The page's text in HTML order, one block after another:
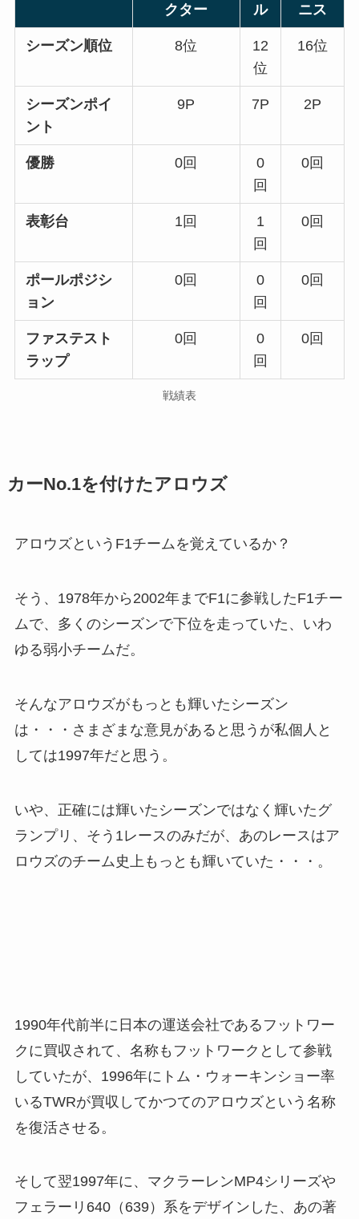
クター
ル
ニス
シーズン順位 8位
12
位
16位
シーズンポイ
ント
9P 7P 2P
優勝 0回
0
回
0回
表彰台 1回
1
回
0回
ポールポジシ
ョン
0回
0
回
0回
ファステスト
ラップ
0回
0
回
0回
戦績表
カーNo.1を付けたアロウズ
アロウズというF1チームを覚えているか？
そう、1978年から2002年までF1に参戦したF1チー
ムで、多くのシーズンで下位を走っていた、いわ
ゆる弱小チームだ。
そんなアロウズがもっとも輝いたシーズン
は・・・さまざまな意見があると思うが私個人と
しては1997年だと思う。
いや、正確には輝いたシーズンではなく輝いたグ
ランプリ、そう1レースのみだが、あのレースはア
ロウズのチーム史上もっとも輝いていた・・・。
1990年代前半に日本の運送会社であるフットワー
クに買収されて、名称もフットワークとして参戦
していたが、1996年にトム・ウォーキンショー率
いるTWRが買収してかつてのアロウズという名称
を復活させる。
そして翌1997年に、マクラーレンMP4シリーズや
フェラーリ640（639）系をデザインした、あの著